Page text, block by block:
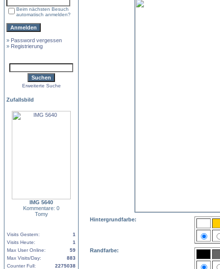
Beim nächsten Besuch
automatisch anmelden?
» Password vergessen
» Registrierung
Erweiterte Suche
Zufallsbild
IMG 5640
Kommentare: 0
Tomy
Visits Gestern:
1
Visits Heute:
1
Max User Online:
59
Max Visits/Day:
883
Counter Full:
2275038
Hintergrundfarbe:
Randfarbe: